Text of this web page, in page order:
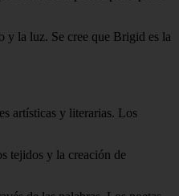
la luz. Se cree que Brigid es la
artísticas y literarias. Los
tejidos y la creación de